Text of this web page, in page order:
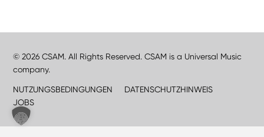
© 2026 CSAM. All Rights Reserved. CSAM is a Universal Music
company.
NUTZUNGSBEDINGUNGEN
DATENSCHUTZHINWEIS
JOBS